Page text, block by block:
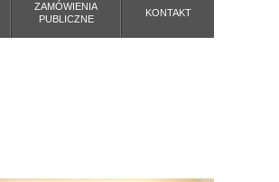
ZAMÓWIENIA
PUBLICZNE
KONTAKT